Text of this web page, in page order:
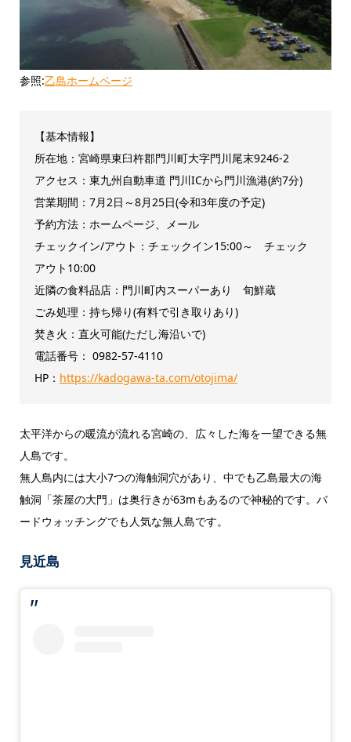
参照:乙島ホームページ
【基本情報】
所在地：宮崎県東臼杵郡門川町大字門川尾末9246-2
アクセス：東九州自動車道 門川ICから門川漁港(約7分)
営業期間：7月2日～8月25日(令和3年度の予定)
予約方法：ホームページ、メール
チェックイン/アウト：チェックイン15:00～ チェック
アウト10:00
近隣の食料品店：門川町内スーパーあり 旬鮮蔵
ごみ処理：持ち帰り(有料で引き取りあり)
焚き火：直火可能(ただし海沿いで)
電話番号： 0982‐57‐4110
HP： https://kadogawa-ta.com/otojima/
太平洋からの暖流が流れる宮崎の、広々した海を一望できる無
人島です。
無人島内には大小7つの海触洞穴があり、中でも乙島最大の海
触洞「茶屋の大門」は奥行きが63mもあるので神秘的です。バ
ードウォッチングでも人気な無人島です。
見近島